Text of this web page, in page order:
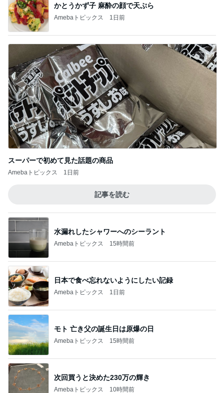
かとうかず子 麻酔の顔で天ぷら
Amebaトピックス 1日前
スーパーで初めて見た話題の商品
Amebaトピックス 1日前
記事を読む
水漏れしたシャワーへのシーラント
Amebaトピックス 15時間前
日本で食べ忘れないようにしたい記録
Amebaトピックス 1日前
モト 亡き父の誕生日は原爆の日
Amebaトピックス 15時間前
次回買うと決めた230万の輝き
Amebaトピックス 10時間前